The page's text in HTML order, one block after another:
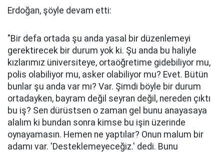
Erdoğan, şöyle devam etti:
"Bir defa ortada şu anda yasal bir düzenlemeyi
gerektirecek bir durum yok ki. Şu anda bu haliyle
kızlarımız üniversiteye, ortaöğretime gidebiliyor mu,
polis olabiliyor mu, asker olabiliyor mu? Evet. Bütün
bunlar şu anda var mı? Var. Şimdi böyle bir durum
ortadayken, bayram değil seyran değil, nereden çıktı
bu iş? Sen dürüstsen o zaman gel bunu anayasaya
alalım ki bundan sonra kimse bu işin üzerinde
oynayamasın. Hemen ne yaptılar? Onun malum bir
adamı var. 'Desteklemeyeceğiz.' dedi. Bunu